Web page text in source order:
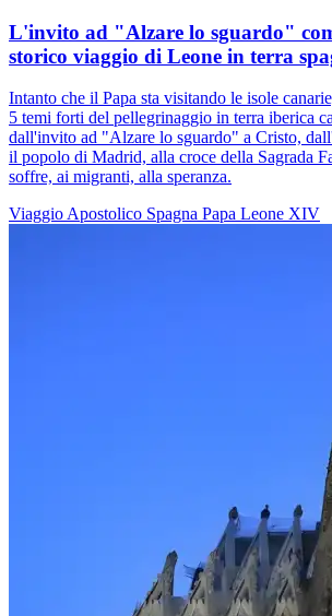
L'invito ad "Alzare lo sguardo"
storico viaggio di Leone in terra
Intanto che il Papa sta visitando le isole
5 temi forti del pellegrinaggio in terra iberica
dall'invito ad "Alzare lo sguardo" a Cristo,
il popolo di Madrid, alla croce della Sagrada
soffre, ai migranti, alla speranza.
Viaggio Apostolico Spagna Papa Leone XIV